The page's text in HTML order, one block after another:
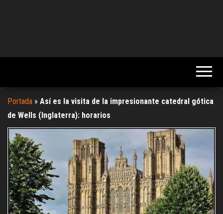
Portada » Así es la visita de la impresionante catedral gótica
de Wells (Inglaterra): horarios